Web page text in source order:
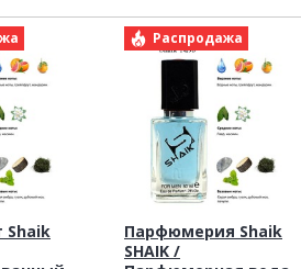
Shaik
Распродажа
Парфюмерия Shaik
SHAIK /